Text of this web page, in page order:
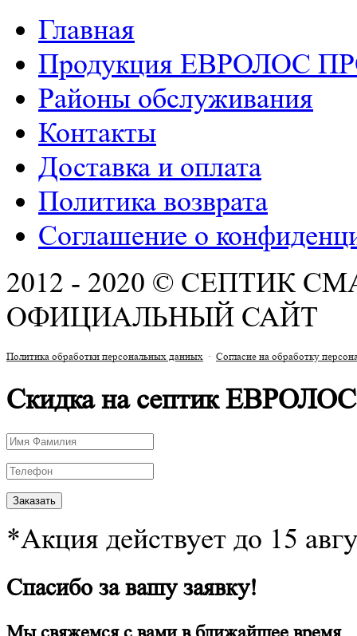
Главная
Продукция ЕВРОЛОС
Районы обслуживания
Контакты
Доставка и оплата
Политика возврата
Соглашение о
2012 - 2020 © СЕПТИК
ОФИЦИАЛЬНЫЙ САЙТ
Политика обработки персональных данных · Согласие на обработку
Скидка на септик
*Акция действует до 15
Спасибо за вашу заявку!